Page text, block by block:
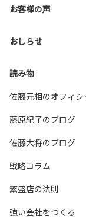
お客様の声
おしらせ
読み物
佐藤元相のオフィ
藤原紀子のブログ
佐藤大将のブログ
戦略コラム
繁盛店の法則
強い会社をつくる